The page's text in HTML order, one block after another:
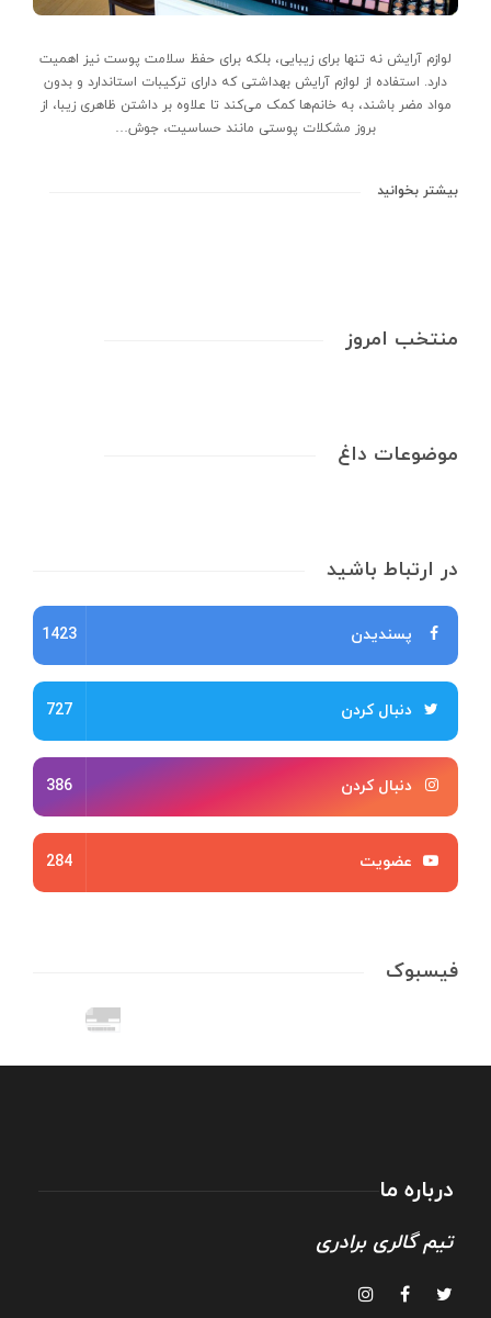
لوازم آرایش نه تنها برای زیبایی، بلکه برای حفظ سلامت پوست نیز اهمیت
دارد. استفاده از لوازم آرایش بهداشتی که دارای ترکیبات استاندارد و بدون
مواد مضر باشند، به خانم‌ها کمک می‌کند تا علاوه بر داشتن ظاهری زیبا، از
بروز مشکلات پوستی مانند حساسیت، جوش…
بیشتر بخوانید
منتخب امروز
موضوعات داغ
در ارتباط باشید
پسندیدن 1423
دنبال کردن 727
دنبال کردن 386
عضویت 284
فیسبوک
درباره ما
تیم گالری برادری